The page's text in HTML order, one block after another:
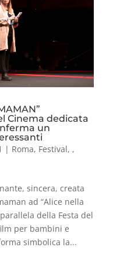
Cinema dedicata
un
| Roma, Festival, ,
sincera, creata
ad “Alice nella
della Festa del
per bambini e
simbolica la...